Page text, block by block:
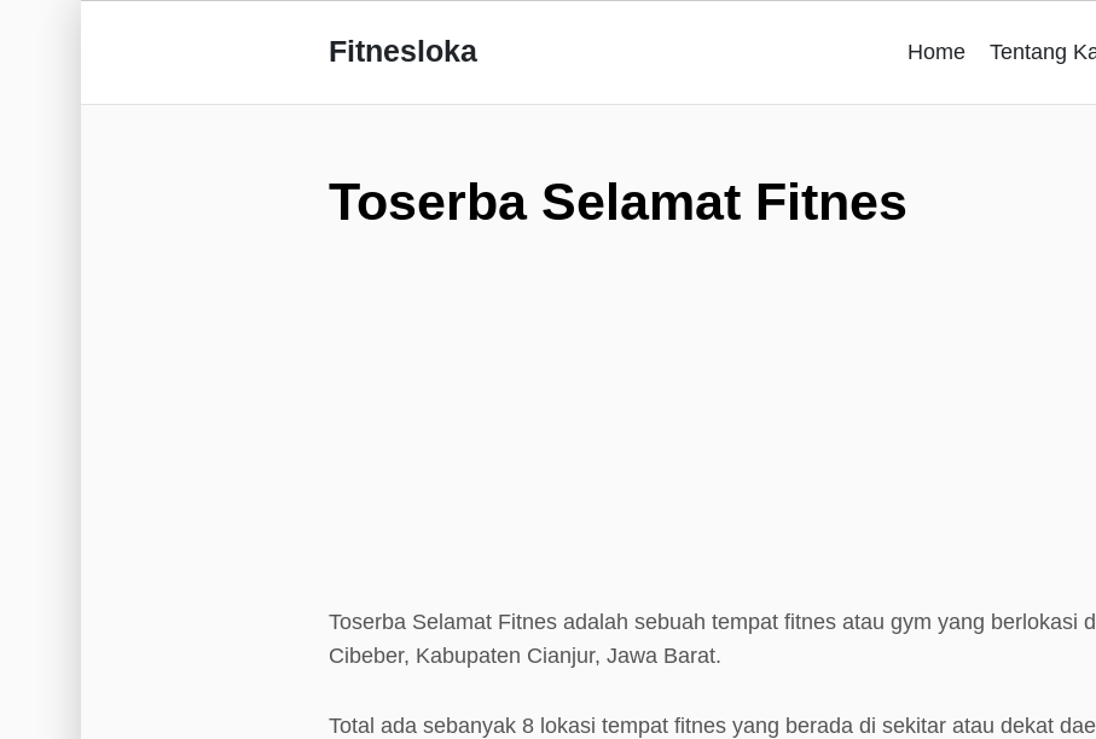
Fitnesloka Home Tentang
Toserba Selamat Fitnes
Toserba Selamat Fitnes adalah sebuah tempat fitnes atau gym yang berlokasi
Cibeber, Kabupaten Cianjur, Jawa Barat.
Total ada sebanyak 8 lokasi tempat fitnes yang berada di sekitar atau dekat